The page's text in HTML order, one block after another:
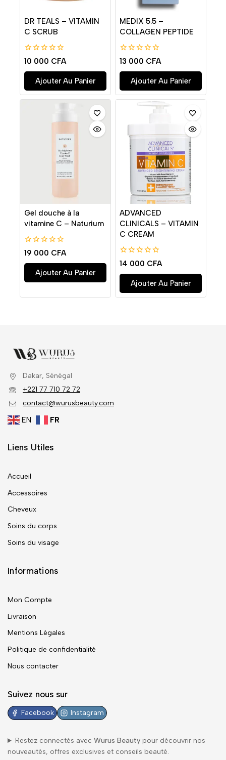
DR TEALS – VITAMIN
C SCRUB
0
de
5
10 000 CFA
Ajouter Au Panier
MEDIX 5.5 –
COLLAGEN PEPTIDE
0
de
5
13 000 CFA
Ajouter Au Panier
Gel douche à la
vitamine C – Naturium
0
de
5
19 000 CFA
Ajouter Au Panier
ADVANCED
CLINICALS – VITAMIN
C CREAM
0
de
5
14 000 CFA
Ajouter Au Panier
Dakar, Sénégal
+221 77 710 72 72
contact@wurusbeauty.com
EN FR
Liens Utiles
Accueil
Accessoires
Cheveux
Soins du corps
Soins du visage
Informations
Mon Compte
Livraison
Mentions Légales
Politique de confidentialité
Nous contacter
Suivez nous sur
Facebook Instagram
Restez connectés avec Wurus Beautypour découvrir nos
nouveautés, offres exclusives et conseils beauté.